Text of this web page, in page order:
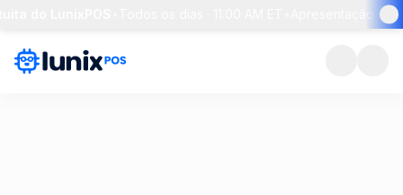
Apresentação de